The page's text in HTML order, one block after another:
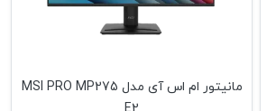
مانیتور ام اس آی مدل MSI PRO MP275